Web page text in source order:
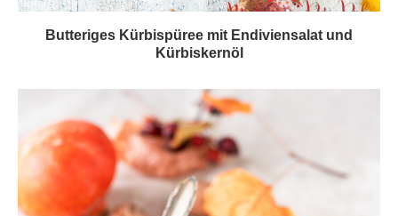
Butteriges Kürbispüree mit Endiviensalat und
Kürbiskernöl